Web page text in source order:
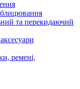
та перекидаючий
ремені,